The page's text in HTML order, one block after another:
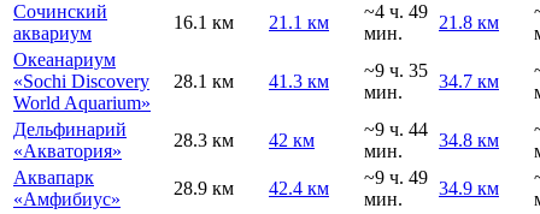
Сочинский
аквариум
16.1 км 21.1 км
~4 ч. 49
мин.
21.8 км
Океанариум
«Sochi Discovery
World Aquarium»
28.1 км 41.3 км
~9 ч. 35
мин.
34.7 км
Дельфинарий
«Акватория»
28.3 км 42 км
~9 ч. 44
мин.
34.8 км
Аквапарк
«Амфибиус»
28.9 км 42.4 км
~9 ч. 49
мин.
34.9 км